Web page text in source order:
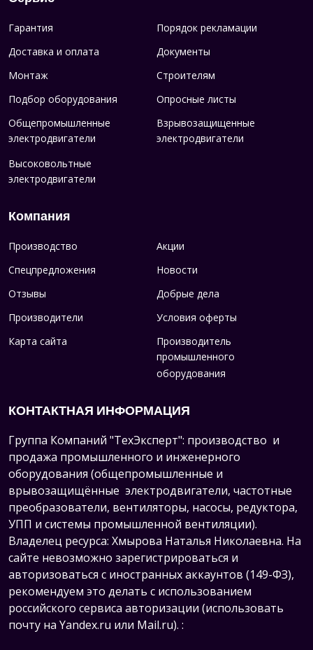
Гарантия
Порядок рекламации
Доставка и оплата
Документы
Монтаж
Строителям
Подбор оборудования
Опросные листы
Общепромышленные
электродвигатели
Взрывозащищенные
электродвигатели
Высоковольтные
электродвигатели
Компания
Производство
Акции
Спецпредложения
Новости
Отзывы
Добрые дела
Производители
Условия оферты
Карта сайта
Производитель
промышленного
оборудования
КОНТАКТНАЯ ИНФОРМАЦИЯ
Группа Компаний "ТехЭксперт": производство и
продажа промышленного и инженерного
оборудования (общепромышленные и
врывозащищённые электродвигатели, частотные
преобразователи, вентиляторы, насосы, редуктора,
УПП и системы промышленной вентиляции).
Владелец ресурса: Хмырова Наталья Николаевна. На
сайте невозможно зарегистрироваться и
авторизоваться с иностранных аккаунтов (149-ФЗ),
рекомендуем это делать с использованием
российского сервиса авторизации (использовать
почту на Yandex.ru или Mail.ru). :